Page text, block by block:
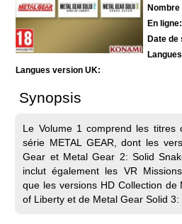
Nombre
En ligne:
Date de
Langues version UK:
Synopsis
Le Volume 1 comprend les titres
série METAL GEAR, dont les
Gear et Metal Gear 2: Solid
inclut également les VR
que les versions HD Collection de
of Liberty et de Metal Gear Solid 3: